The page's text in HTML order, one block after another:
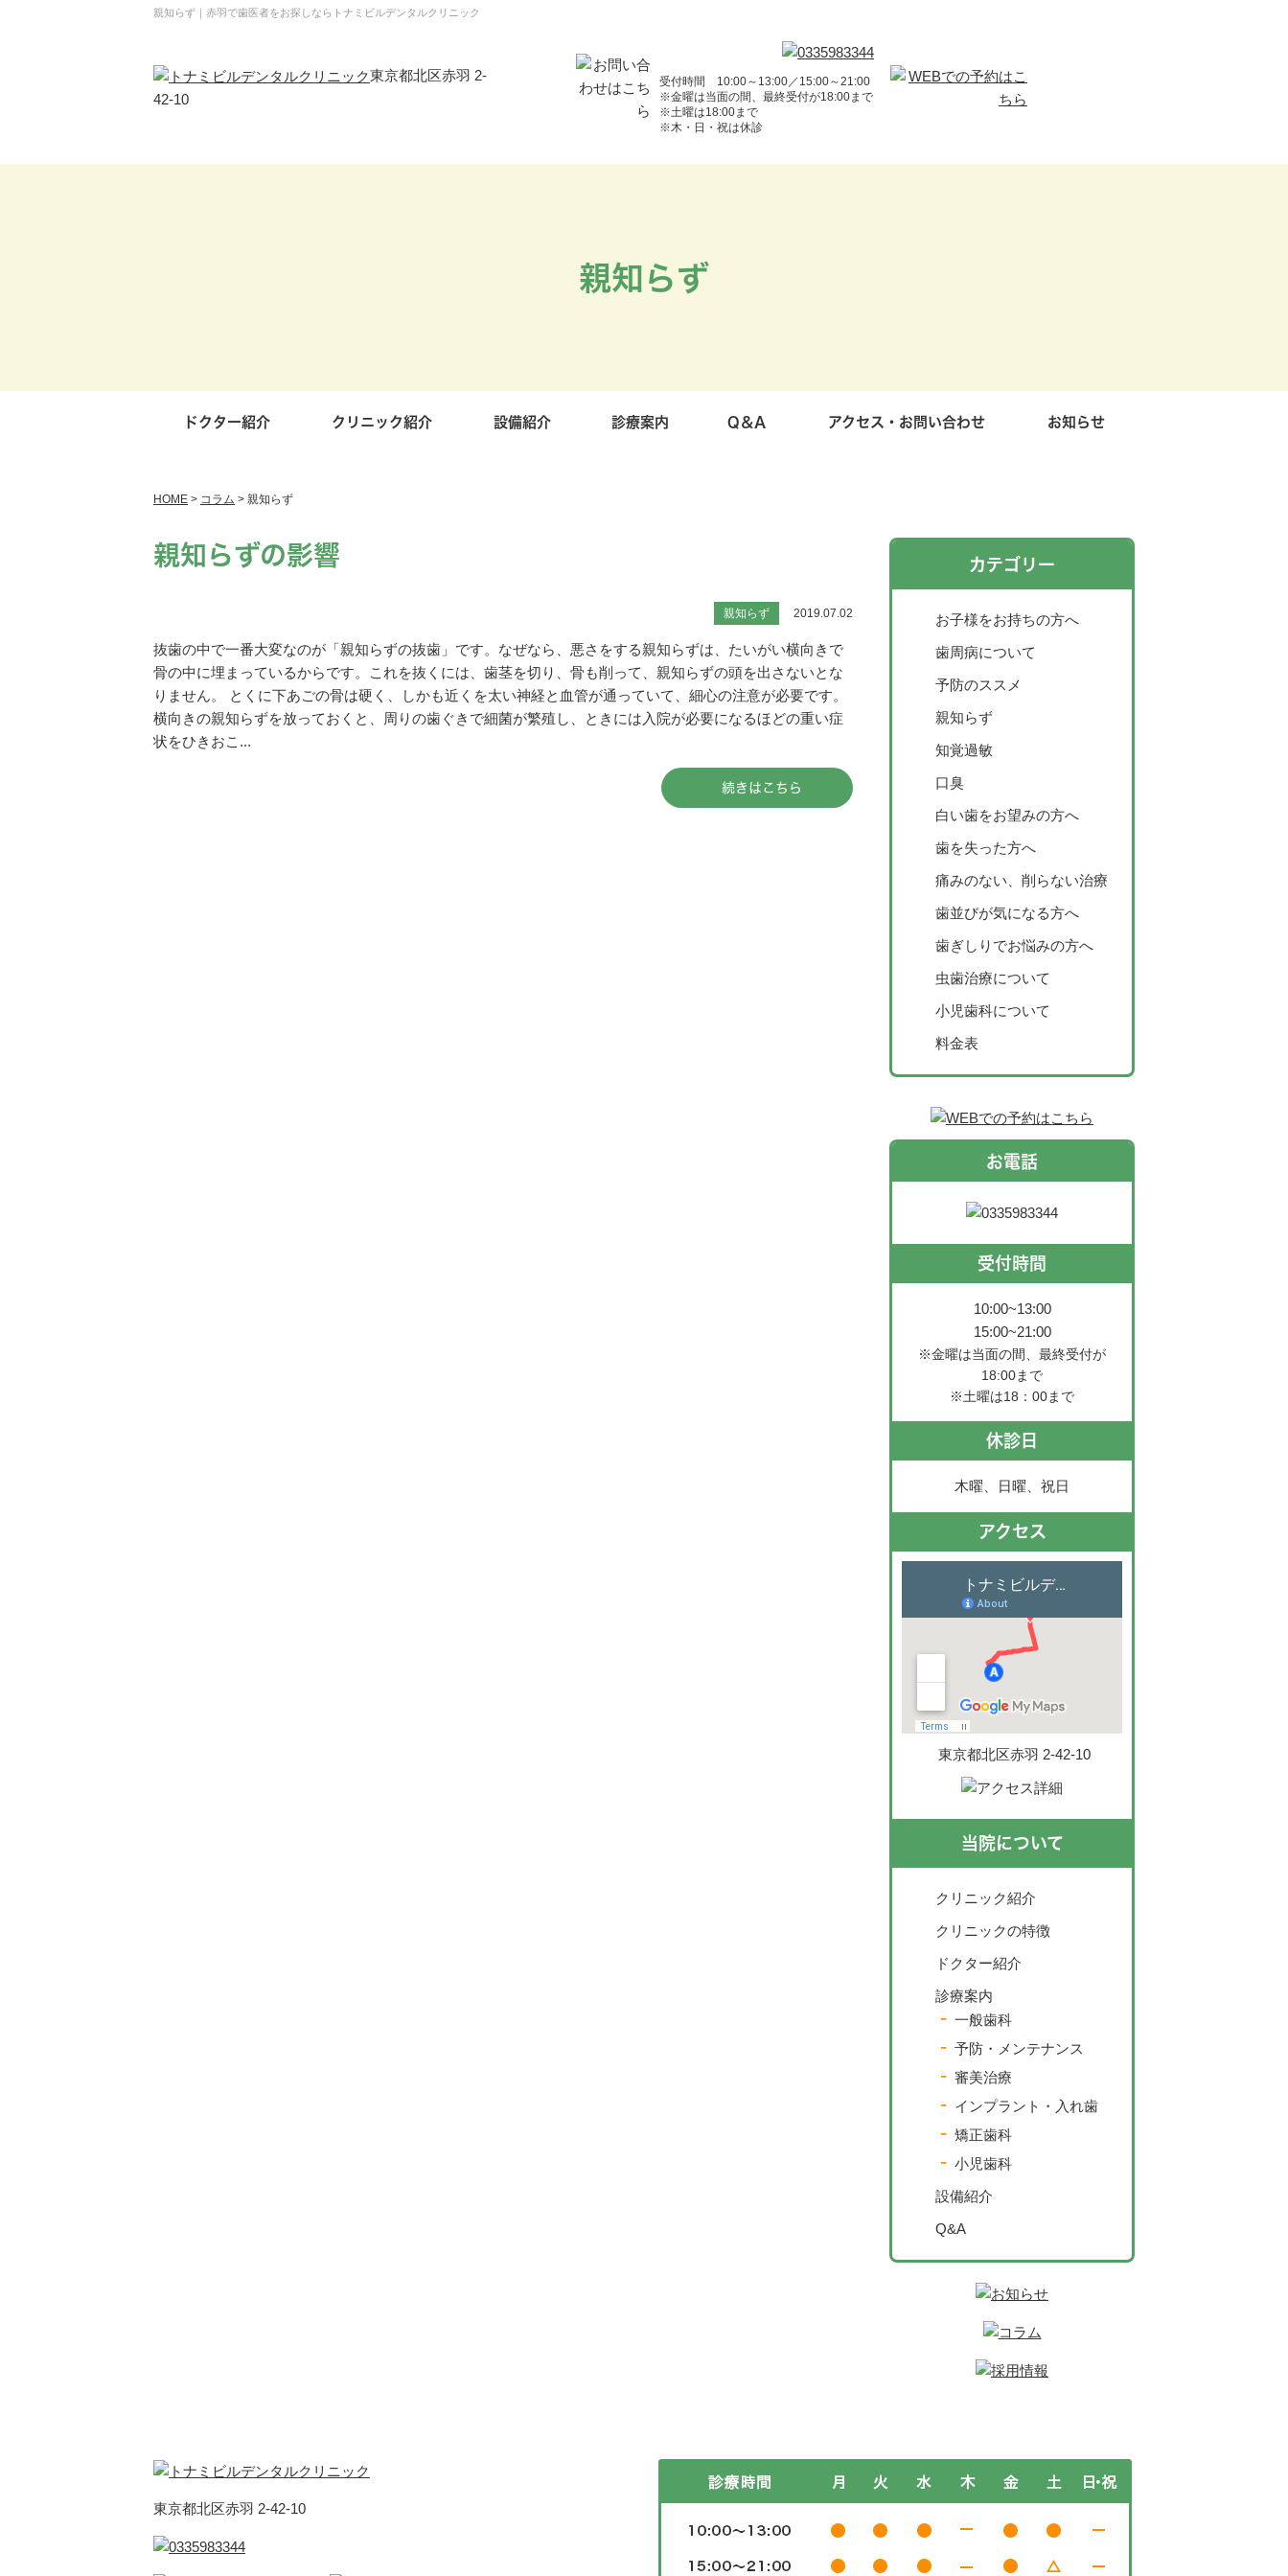
親知らず｜赤羽で歯医者をお探しならトナミビルデンタルクリニック
東京都北区赤羽 2-
42-10
受付時間 10:00～13:00／15:00～21:00
※金曜は当面の間、最終受付が18:00まで
※土曜は18:00まで
※木・日・祝は休診
親知らず
ドクター紹介 クリニック紹介 設備紹介 診療案内 Q＆A アクセス・お問い合わせ お知らせ
HOME > コラム > 親知らず
親知らずの影響
親知らず 2019.07.02
抜歯の中で一番大変なのが「親知らずの抜歯」です。なぜなら、悪さをする親知らずは、たいがい横向きで
骨の中に埋まっているからです。これを抜くには、歯茎を切り、骨も削って、親知らずの頭を出さないとな
りません。 とくに下あごの骨は硬く、しかも近くを太い神経と血管が通っていて、細心の注意が必要です。
横向きの親知らずを放っておくと、周りの歯ぐきで細菌が繁殖し、ときには入院が必要になるほどの重い症
状をひきおこ...
続きはこちら
カテゴリー
お子様をお持ちの方へ
歯周病について
予防のススメ
親知らず
知覚過敏
口臭
白い歯をお望みの方へ
歯を失った方へ
痛みのない、削らない治療
歯並びが気になる方へ
歯ぎしりでお悩みの方へ
虫歯治療について
小児歯科について
料金表
お電話
受付時間
10:00~13:00
15:00~21:00
※金曜は当面の間、最終受付が
18:00まで
※土曜は18：00まで
休診日
木曜、日曜、祝日
アクセス
東京都北区赤羽 2-42-10
当院について
クリニック紹介
クリニックの特徴
ドクター紹介
診療案内
一般歯科
予防・メンテナンス
審美治療
インプラント・入れ歯
矯正歯科
小児歯科
設備紹介
Q&A
東京都北区赤羽 2-42-10